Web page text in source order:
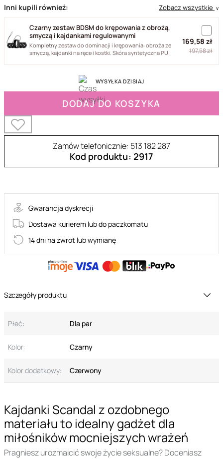
Kajdanki Scandal z ozdobnego
materiału to idealny gadżet dla
miłośników mocniejszych wrażeń
Pragniesz urozmaicić swoje życie seksualne? Doceniasz
Inni kupili również: Zobacz wszystkie ∨
Czarny zestaw BDSM do krępowania z obrożą,
smyczą i kajdankami regulowanymi
Kompletny zestaw do dominacji i krępowania: obroża ze
smyczą, kajdanki na ręce i kostki. Skóra syntetyczna PU
169,58 zł
197,58 zł
WYSYŁKA DZISIAJ
DODAJ DO KOSZYKA
Zamów telefonicznie: 513 182 287
Kod produktu: 2917
Gwarancja dyskrecji
Dostawa kurierem lub do paczkomatu
14 dni na zwrot lub wymianę
Szczegóły produktu
Płeć: Dla par
Kolor: Czarny
Kolor dodatkowy: Czerwony